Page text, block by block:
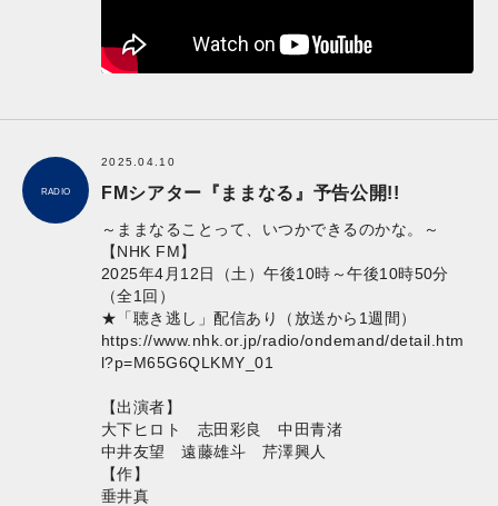
RADIO
2025.04.10
FMシアター『ままなる』予告公開!!
～ままなることって、いつかできるのかな。～
【NHK FM】
2025年4月12日（土）午後10時～午後10時50分
（全1回）
★「聴き逃し」配信あり（放送から1週間）
https://www.nhk.or.jp/radio/ondemand/detail.htm
l?p=M65G6QLKMY_01
【出演者】
大下ヒロト 志田彩良 中田青渚
中井友望 遠藤雄斗 芹澤興人
【作】
垂井真